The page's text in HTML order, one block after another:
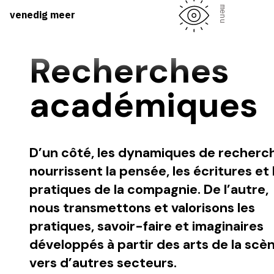
venedig meer
Recherches
académiques
D’un côté, les dynamiques de
nourrissent la pensée, les écritures et
pratiques de la compagnie. De l’autre,
nous transmettons et valorisons les
pratiques, savoir-faire et imaginaires
développés à partir des arts de la
vers d’autres secteurs.